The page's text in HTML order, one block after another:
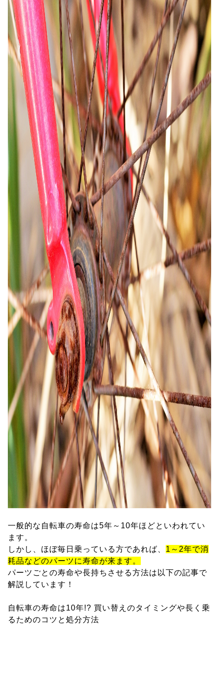
一般的な自転車の寿命は5年～10年ほどといわれてい
ます。
しかし、ほぼ毎日乗っている方であれば、 1～2年で消
耗品などのパーツに寿命が来ます。
パーツごとの寿命や長持ちさせる方法は以下の記事で
解説しています！
自転車の寿命は10年!? 買い替えのタイミングや長く乗
るためのコツと処分方法